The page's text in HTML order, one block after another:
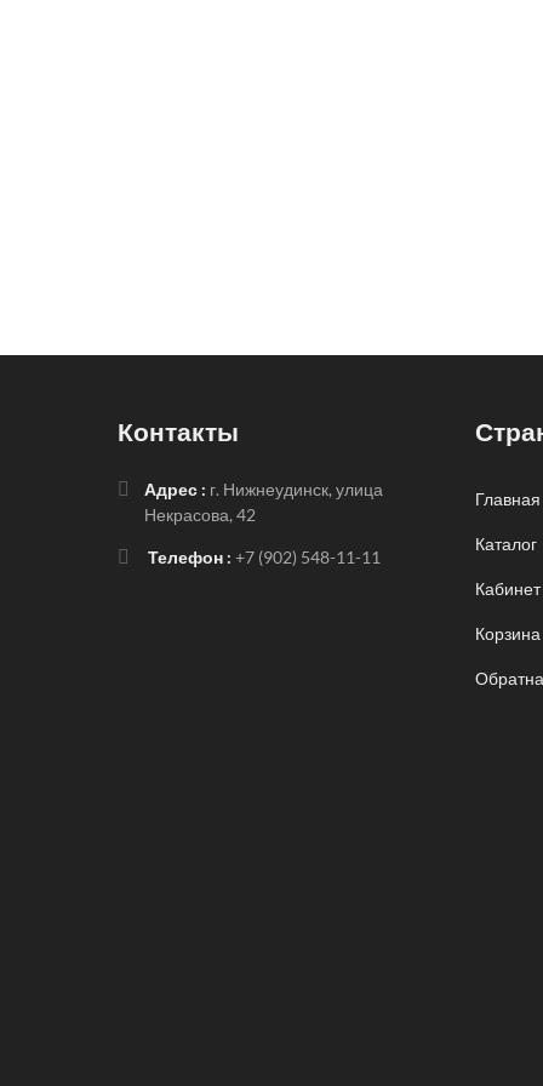
Контакты
Адрес : г. Нижнеудинск, улица
Некрасова, 42
Телефон : +7 (902) 548-11-11
Главная
Каталог
Кабинет
Корзина